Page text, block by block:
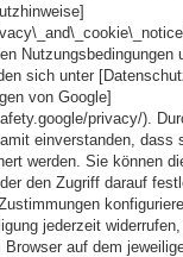
poligem Kabelbaum
Nutzungsbedingungen
sich unter
von Google]
privacy/).
einverstanden, dass
werden. Sie können
den Zugriff darauf
jederzeit
auf dem